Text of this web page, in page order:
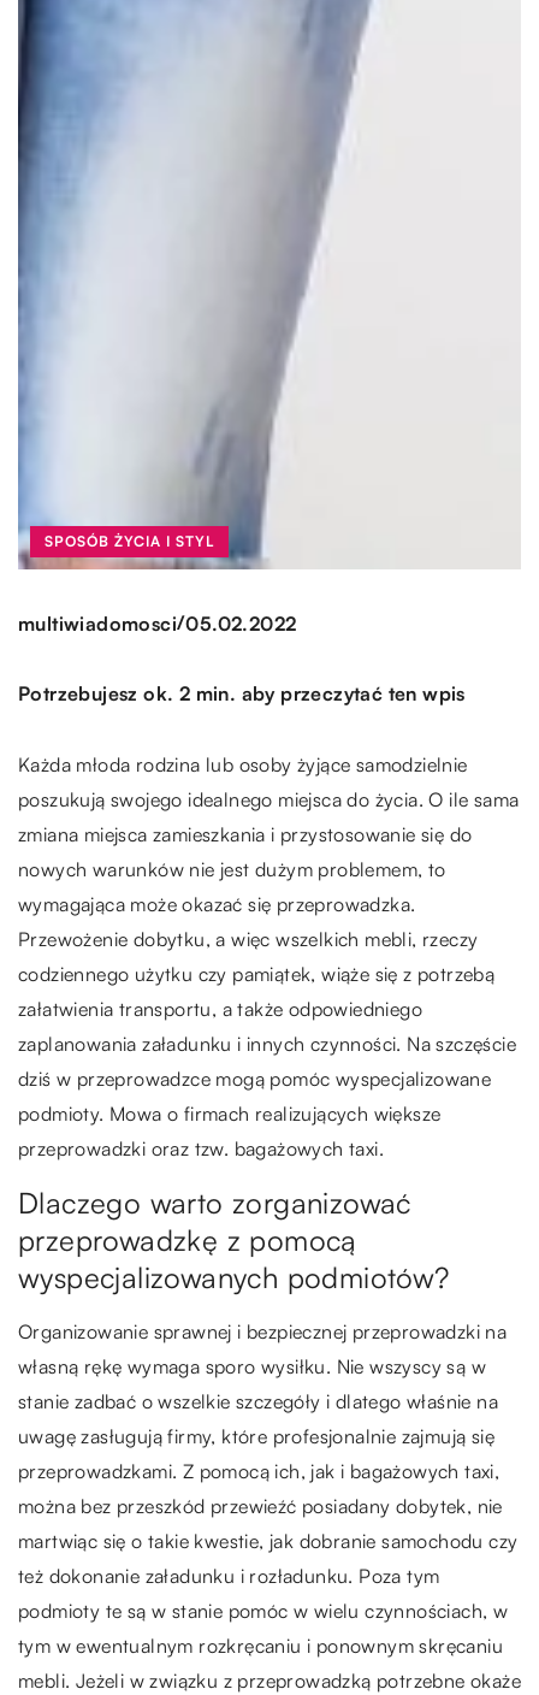
SPOSÓB ŻYCIA I STYL
multiwiadomosci/05.02.2022
Potrzebujesz ok. 2 min. aby przeczytać ten wpis
Każda młoda rodzina lub osoby żyjące samodzielnie
poszukują swojego idealnego miejsca do życia. O ile sama
zmiana miejsca zamieszkania i przystosowanie się do
nowych warunków nie jest dużym problemem, to
wymagająca może okazać się przeprowadzka.
Przewożenie dobytku, a więc wszelkich mebli, rzeczy
codziennego użytku czy pamiątek, wiąże się z potrzebą
załatwienia transportu, a także odpowiedniego
zaplanowania załadunku i innych czynności. Na szczęście
dziś w przeprowadzce mogą pomóc wyspecjalizowane
podmioty. Mowa o firmach realizujących większe
przeprowadzki oraz tzw. bagażowych taxi.
Dlaczego warto zorganizować
przeprowadzkę z pomocą
wyspecjalizowanych podmiotów?
Organizowanie sprawnej i bezpiecznej przeprowadzki na
własną rękę wymaga sporo wysiłku. Nie wszyscy są w
stanie zadbać o wszelkie szczegóły i dlatego właśnie na
uwagę zasługują firmy, które profesjonalnie zajmują się
przeprowadzkami. Z pomocą ich, jak i bagażowych taxi,
można bez przeszkód przewieźć posiadany dobytek, nie
martwiąc się o takie kwestie, jak dobranie samochodu czy
też dokonanie załadunku i rozładunku. Poza tym
podmioty te są w stanie pomóc w wielu czynnościach, w
tym w ewentualnym rozkręcaniu i ponownym skręcaniu
mebli. Jeżeli w związku z przeprowadzką potrzebne okaże